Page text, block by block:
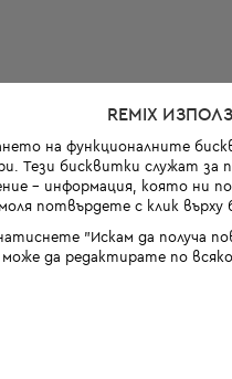
REMIX
на функционалните
Тези бисквитки служат за
- информация, която ни
моля потвърдете с клик върху
"Искам да получа
да редактирате по